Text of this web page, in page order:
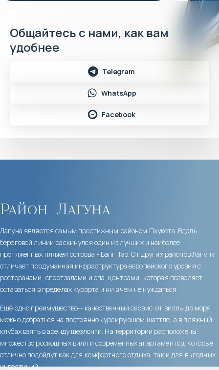
Общайтесь с нами, как вам
удобнее
Telegram
WhatsApp
Facebook
Район Лагуна
Лагуна является самым престижным районом Пхукета. Вдоль
береговой линии раскинулся один из лучших и наиболее
протяженных пляжей острова - Банг Тао. От других районов Лагуну
отличает продуманная инфраструктура европейского уровня с
ресторанами, спортзалами и спа-центрами, которая позволяет
оставаться в пределах курорта и ни в чём не нуждаться.
Ещё одно преимущество— качественный сервис: от виллы до моря
можно добраться на постоянно курсирующем шаттле, а в пляжный
клубах взять в аренду шезлонги. На территории расположены
множество роскошных вилл и современных апартаментов, которые
отлично подойдут как для комфортного отдыха, так и для выгодных
инвестиций.